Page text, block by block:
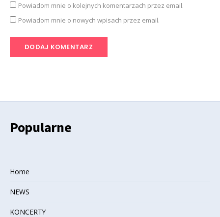
Powiadom mnie o kolejnych komentarzach przez email.
Powiadom mnie o nowych wpisach przez email.
Popularne
Home
NEWS
KONCERTY